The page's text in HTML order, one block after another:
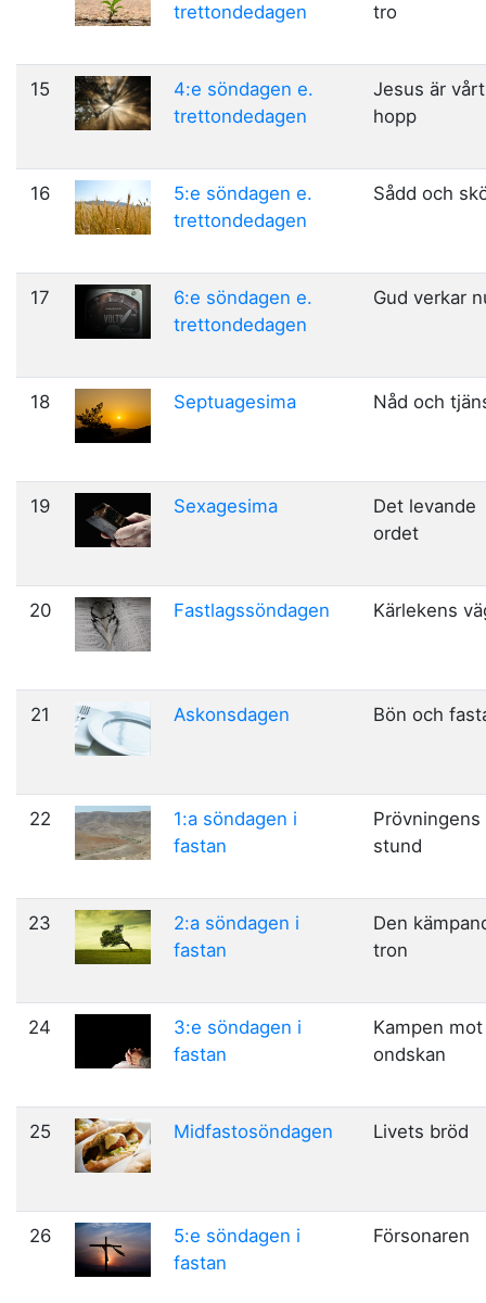
trettondedagen
tro
15
4:e söndagen e.
trettondedagen
Jesus är vårt
hopp
16
5:e söndagen e.
trettondedagen
Sådd och
17
6:e söndagen e.
trettondedagen
Gud verkar
18 Septuagesima Nåd och
19 Sexagesima
Det levande
ordet
20 Fastlagssöndagen Kärlekens
21 Askonsdagen Bön och
22
1:a söndagen i
fastan
Prövningens
stund
23
2:a söndagen i
fastan
Den
tron
24
3:e söndagen i
fastan
Kampen mot
ondskan
25 Midfastosöndagen Livets bröd
26
5:e söndagen i
fastan
Försonaren